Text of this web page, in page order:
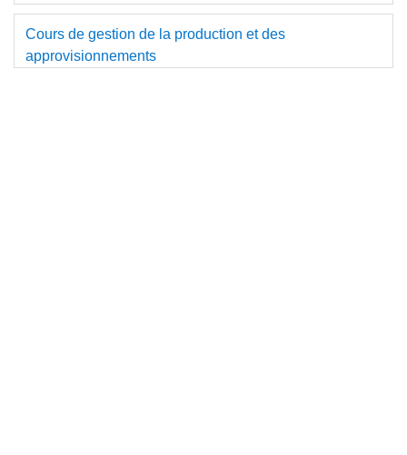
Cours de gestion de la production et des
approvisionnements